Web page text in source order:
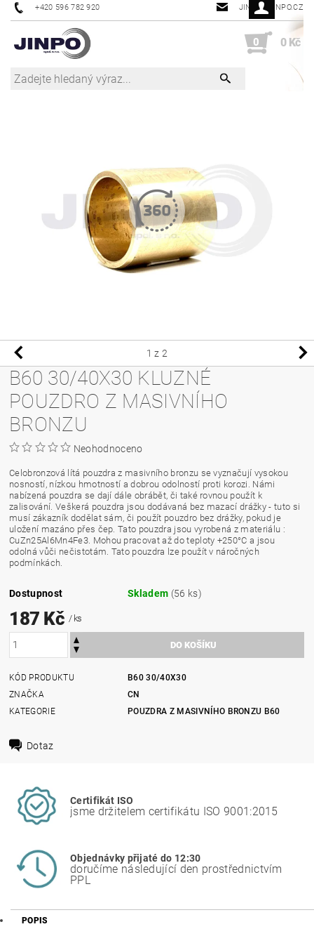
+420 596 782 920 JINPO@JINPO.CZ
0 0 Kč
1 z 2
B60 30/40X30 KLUZNÉ
POUZDRO Z MASIVNÍHO
BRONZU
Neohodnoceno
Celobronzová lítá pouzdra z masivního bronzu se vyznačují vysokou
nosností, nízkou hmotností a dobrou odolností proti korozi. Námi
nabízená pouzdra se dají dále obrábět, či také rovnou použít k
zalisování. Veškerá pouzdra jsou dodávaná bez mazací drážky - tuto si
musí zákazník dodělat sám, či použít pouzdro bez drážky, pokud je
uložení mazáno přes čep. Tato pouzdra jsou vyrobená z materiálu :
CuZn25Al6Mn4Fe3. Mohou pracovat až do teploty +250°C a jsou
odolná vůči nečistotám. Tato pouzdra lze použít v náročných
podmínkách.
Dostupnost Skladem (56 ks)
187 Kč / ks
KÓD PRODUKTU
B60 30/40X30
ZNAČKA
CN
KATEGORIE
POUZDRA Z MASIVNÍHO BRONZU B60
Dotaz
Certifikát ISO
jsme držitelem certifikátu ISO 9001:2015
Objednávky přijaté do 12:30
doručíme následující den prostřednictvím
PPL
POPIS